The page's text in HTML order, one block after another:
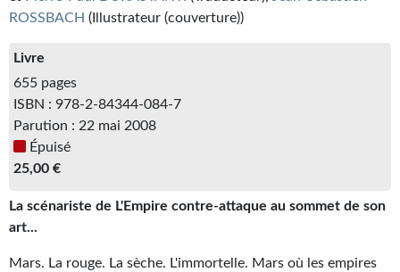
Wotan
Étoiles vives
Yellow Submarine
NUMÉRIQUE
Romans et recueils
Une Heure-Lumière
ROSSBACH (Illustrateur (couverture))
Livre
655 pages
ISBN : 978-2-84344-084-7
Parution : 22 mai 2008
Épuisé
25,00 €
La scénariste de L'Empire contre-attaque au sommet de son
art...
Mars. La rouge. La sèche. L'immortelle. Mars où les empires